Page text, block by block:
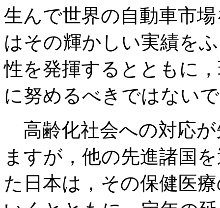
生んで世界の自動車市
はその輝かしい実績を
性を発揮するとともに
に努めるべきではない
高齢化社会への対応
ますが，他の先進諸国
た日本は，その保健医